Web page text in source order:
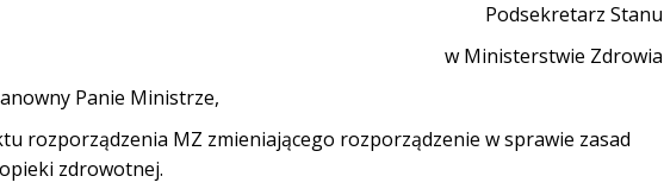
Podsekretarz Stanu
w Ministerstwie Zdrowia
Panie Ministrze,
rozporządzenia MZ zmieniającego rozporządzenie w sprawie zasad
zdrowotnej.